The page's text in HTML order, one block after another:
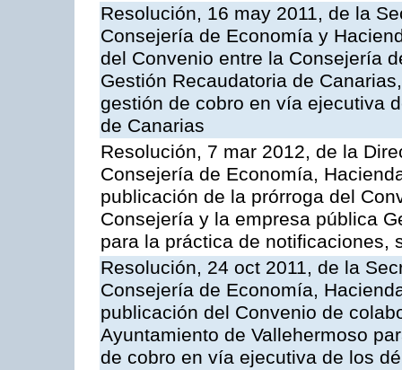
Resolución, 16 may 2011, de la
Consejería de Economía y
del Convenio entre la Consejería
Gestión Recaudatoria de
gestión de cobro en vía ejecutiva
de Canarias
Resolución, 7 mar 2012, de la
Consejería de Economía,
publicación de la prórroga del
Consejería y la empresa pública
para la práctica de notificaciones,
Resolución, 24 oct 2011, de la
Consejería de Economía,
publicación del Convenio de
Ayuntamiento de Vallehermoso
de cobro en vía ejecutiva de los